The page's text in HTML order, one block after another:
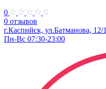
0
0 отзывов
г.Каспийск, ул.Батманова, 12/1
Пн-Вс 07:30-23:00